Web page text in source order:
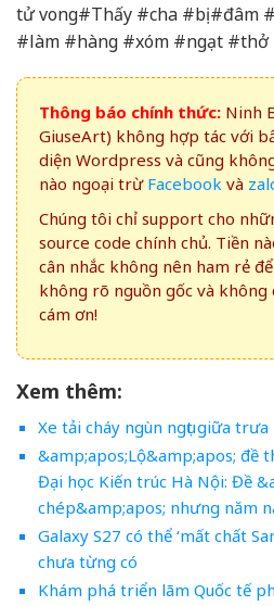
tử vong#Thấy #cha #bị #đâm
#làm #hàng #xóm #ngạt #thở
Thông báo chính thức: Ninh
GiuseArt) không hợp tác với
diện Wordpress và cũng
nào ngoại trừ Facebook và
Chúng tôi chỉ support cho
source code chính chủ. Tiền
cân nhắc không nên ham rẻ
không rõ nguồn gốc và không
cám ơn!
Xem thêm:
Xe tải cháy ngùn ngụt giữa
&amp;apos;Lộ&amp;apos; đề
Đại học Kiến trúc Hà Nội: Đề
chép&amp;apos; nhưng năm
Galaxy S27 có thể ‘mất chất
chưa từng có
Khám phá triển lãm Quốc tế